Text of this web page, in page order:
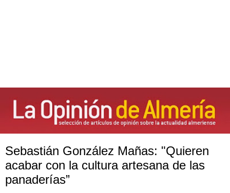
Sebastián González Mañas: "Quieren
acabar con la cultura artesana de las
panaderías”